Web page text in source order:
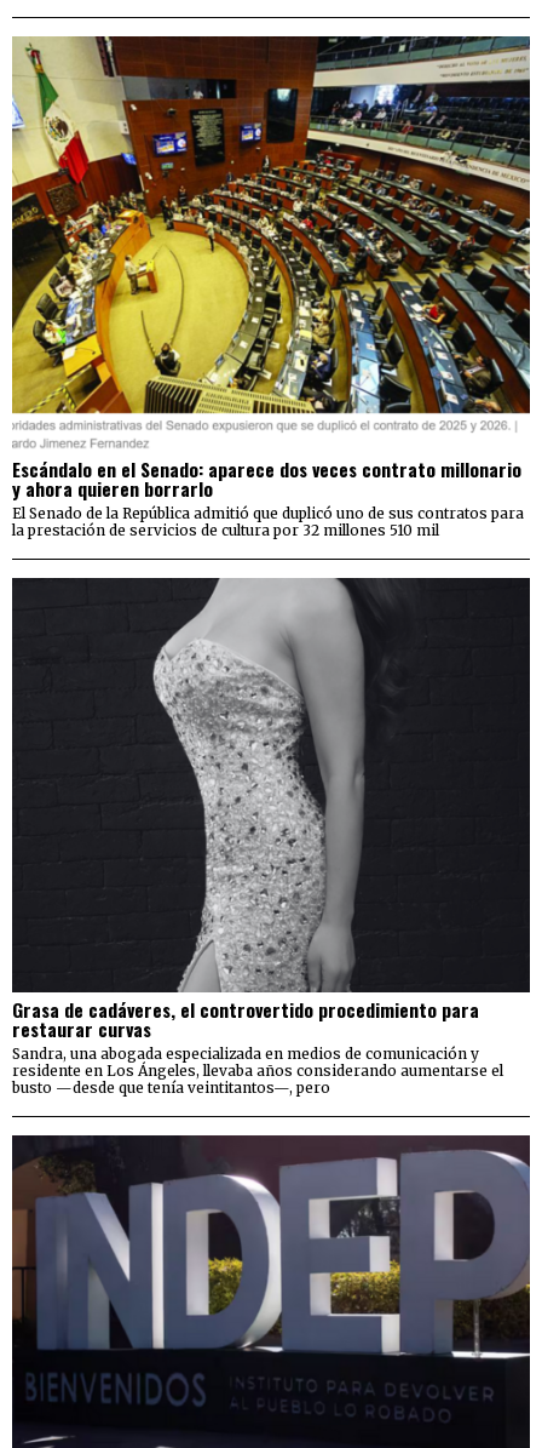
Escándalo en el Senado: aparece dos veces contrato millonario
y ahora quieren borrarlo
El Senado de la República admitió que duplicó uno de sus contratos para
la prestación de servicios de cultura por 32 millones 510 mil
Grasa de cadáveres, el controvertido procedimiento para
restaurar curvas
Sandra, una abogada especializada en medios de comunicación y
residente en Los Ángeles, llevaba años considerando aumentarse el
busto —desde que tenía veintitantos—, pero